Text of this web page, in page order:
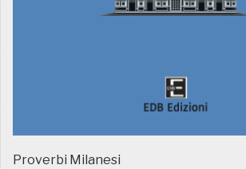
Proverbi Milanesi